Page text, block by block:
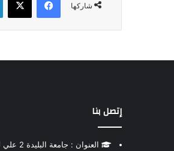
شاركها
إتصل بنا
العنوان : جامعة البليدة 2 علي لونيسي - البليدة - الجزائر